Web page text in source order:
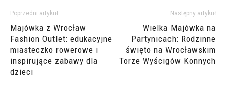
Poprzedni artykuł
Majówka z Wrocław
Fashion Outlet: edukacyjne
miasteczko rowerowe i
inspirujące zabawy dla
dzieci
Następny artykuł
Wielka Majówka na
Partynicach: Rodzinne
święto na Wrocławskim
Torze Wyścigów Konnych